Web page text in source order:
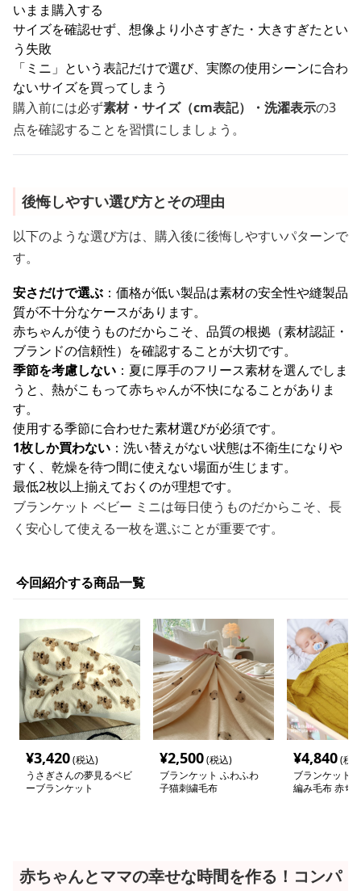
いまま購入する
サイズを確認せず、想像より小さすぎた・大きすぎたとい
う失敗
「ミニ」という表記だけで選び、実際の使用シーンに合わ
ないサイズを買ってしまう
購入前には必ず素材・サイズ（cm表記）・洗濯表示の3
点を確認することを習慣にしましょう。
後悔しやすい選び方とその理由
以下のような選び方は、購入後に後悔しやすいパターンで
す。
安さだけで選ぶ ：価格が低い製品は素材の安全性や縫製品
質が不十分なケースがあります。
赤ちゃんが使うものだからこそ、品質の根拠（素材認証・
ブランドの信頼性）を確認することが大切です。
季節を考慮しない ：夏に厚手のフリース素材を選んでしま
うと、熱がこもって赤ちゃんが不快になることがありま
す。
使用する季節に合わせた素材選びが必須です。
1枚しか買わない ：洗い替えがない状態は不衛生になりや
すく、乾燥を待つ間に使えない場面が生じます。
最低2枚以上揃えておくのが理想です。
ブランケット ベビー ミニは毎日使うものだからこそ、長
く安心して使える一枚を選ぶことが重要です。
今回紹介する商品一覧
¥3,420(税込)
うさぎさんの夢見るベビ
ーブランケット
¥2,500(税込)
ブランケット ふわふわ
子猫刺繍毛布
¥4,840(税
ブランケット
編み毛布 赤ち
赤ちゃんとママの幸せな時間を作る！コンパ